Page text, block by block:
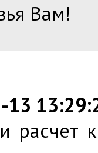
Вам!
расчет